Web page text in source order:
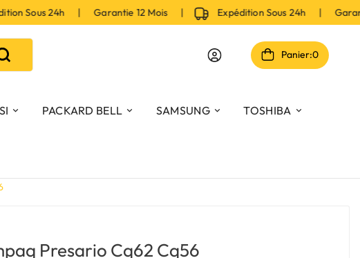
Sous 24h | Garantie 12 Mois | Expédition Sous 24h | Garantie
Panier:0
PACKARD BELL SAMSUNG TOSHIBA
Presario Cq62 Cq56